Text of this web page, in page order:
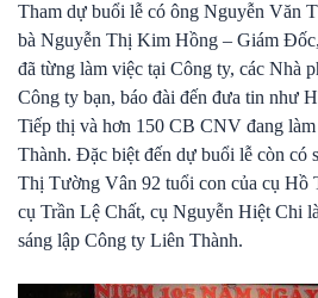
Tham dự buổi lễ có ông Nguyễn Văn
bà Nguyễn Thị Kim Hồng – Giám
đã từng làm việc tại Công ty, các Nhà
Công ty bạn, báo đài đến đưa tin như
Tiếp thị và hơn 150 CB CNV đang
Thành. Đặc biệt đến dự buổi lễ còn có
Thị Tường Vân 92 tuổi con của cụ Hồ
cụ Trần Lệ Chất, cụ Nguyễn Hiệt Chi
sáng lập Công ty Liên Thành.